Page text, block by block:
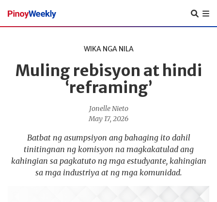
Pinoy
Weekly
WIKA NGA NILA
Muling rebisyon at hindi
‘reframing’
Jonelle Nieto
May 17, 2026
Batbat ng asumpsiyon ang bahaging ito dahil
tinitingnan ng komisyon na magkakatulad ang
kahingian sa pagkatuto ng mga estudyante, kahingian
sa mga industriya at ng mga komunidad.